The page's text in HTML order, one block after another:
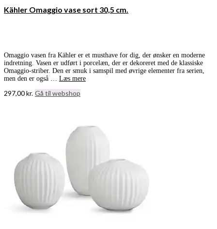
Kähler Omaggio vase sort 30,5 cm.
Omaggio vasen fra Kähler er et musthave for dig, der ønsker en moderne
indretning. Vasen er udført i porcelæn, der er dekoreret med de klassiske
Omaggio-striber. Den er smuk i samspil med øvrige elementer fra serien,
men den er også … Læs mere
297,00kr. Gå til webshop